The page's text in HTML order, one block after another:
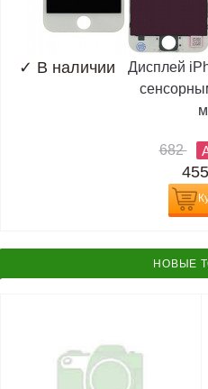
✓ В наличии
Дисплей
682
455
НОВЫЕ